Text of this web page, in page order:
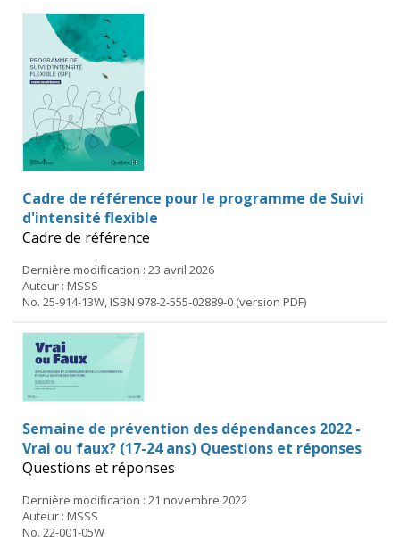
Cadre de référence pour le programme de Suivi
d'intensité flexible
Cadre de référence
Dernière modification : 23 avril 2026
Auteur : MSSS
No. 25-914-13W, ISBN 978-2-555-02889-0 (version PDF)
Semaine de prévention des dépendances 2022 -
Vrai ou faux? (17-24 ans) Questions et réponses
Questions et réponses
Dernière modification : 21 novembre 2022
Auteur : MSSS
No. 22-001-05W